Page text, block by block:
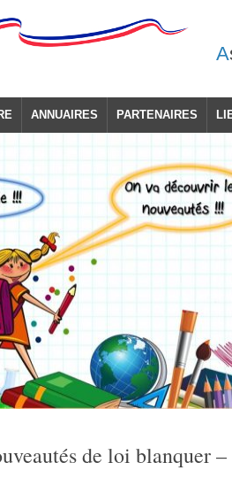
A
ANNUAIRES PARTENAIRES
de loi blanquer